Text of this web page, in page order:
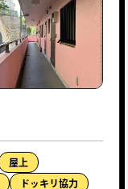
屋上
ドッキリ協力